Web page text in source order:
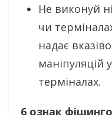
Не виконуй
чи
надає
маніпуляцій
терміналах.
6 ознак